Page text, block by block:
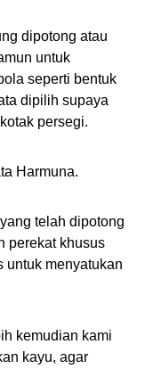
dipotong atau
untuk
seperti bentuk
dipilih supaya
persegi.
Harmuna.
telah dipotong
perekat khusus
untuk menyatukan
kemudian kami
kayu, agar